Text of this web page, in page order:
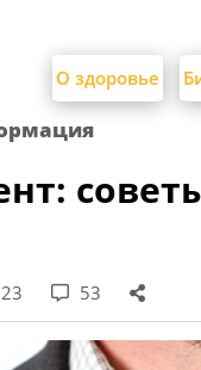
О здоровье
23 53